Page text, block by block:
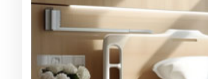
Вопросы — ответы
Контакты